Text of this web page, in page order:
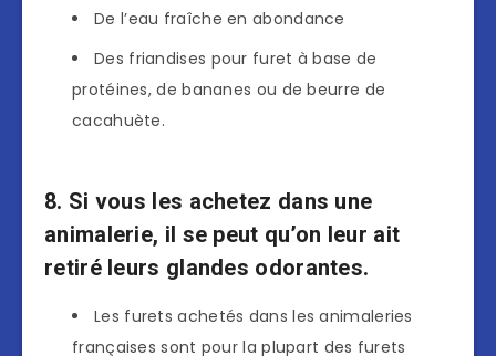
De l’eau fraîche en abondance
Des friandises pour furet à base de
protéines, de bananes ou de beurre de
cacahuète.
8. Si vous les achetez dans une
animalerie, il se peut qu’on leur ait
retiré leurs glandes odorantes.
Les furets achetés dans les animaleries
françaises sont pour la plupart des furets